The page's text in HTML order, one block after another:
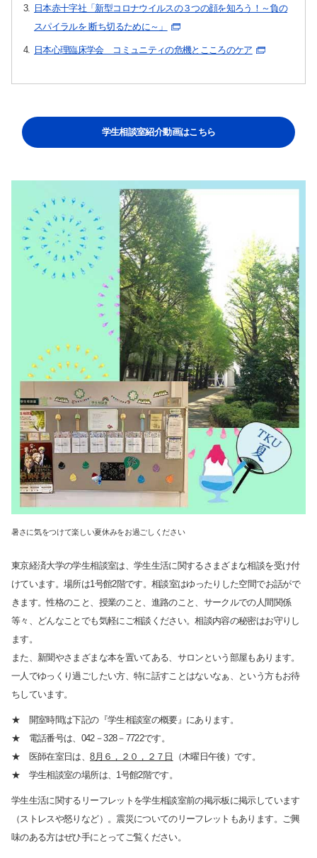
日本赤十字社「新型コロナウイルスの３つの顔を知ろう！～負の
スパイラルを 断ち切るために～」
日本心理臨床学会 コミュニティの危機とこころのケア
学生相談室紹介動画はこちら
暑さに気をつけて楽しい夏休みをお過ごしください
東京経済大学の学生相談室は、学生生活に関するさまざまな相談を受け付
けています。場所は1号館2階です。相談室はゆったりした空間でお話がで
きます。性格のこと、授業のこと、進路のこと、サークルでの人間関係
等々、どんなことでも気軽にご相談ください。相談内容の秘密はお守りし
ます。
また、新聞やさまざまな本を置いてある、サロンという部屋もあります。
一人でゆっくり過ごしたい方、特に話すことはないなぁ、という方もお待
ちしています。
★ 開室時間は下記の『学生相談室の概要』にあります。
★ 電話番号は、042－328－7722です。
★ 医師在室日は、8月６，２０，２７日
（木曜日午後）です。
★ 学生相談室の場所は、1号館2階です。
学生生活に関するリーフレットを学生相談室前の掲示板に掲示しています
（ストレスや怒りなど）。震災についてのリーフレットもあります。ご興
味のある方はぜひ手にとってご覧ください。